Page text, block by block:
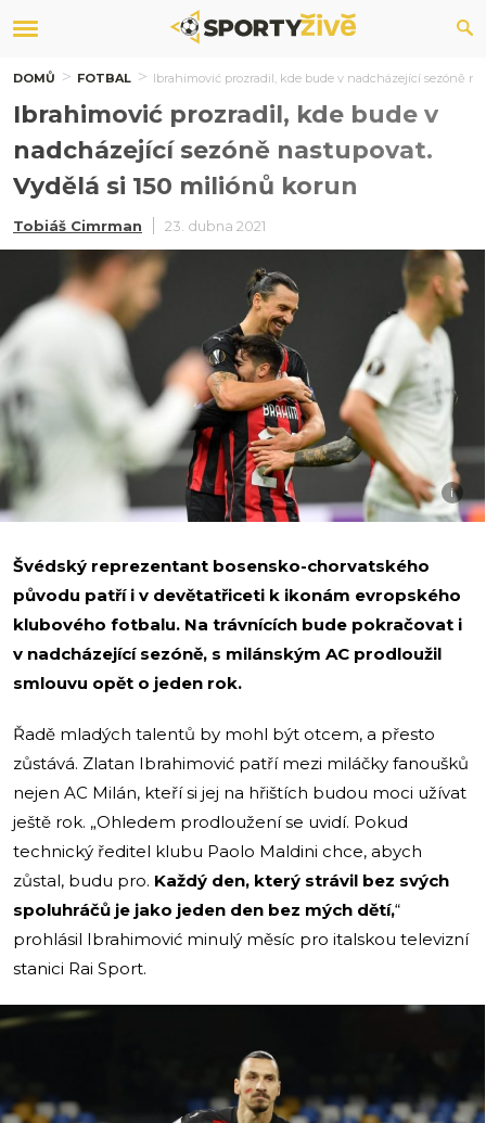
DOMŮ FOTBAL Ibrahimović prozradil, kde bude v nadcházející sezóně
Ibrahimović prozradil, kde bude v
nadcházející sezóně nastupovat.
Vydělá si 150 miliónů korun
Tobiáš Cimrman 23. dubna 2021
i
Švédský reprezentant bosensko-chorvatského
původu patří i v devětatřiceti k ikonám evropského
klubového fotbalu. Na trávnících bude pokračovat i
v nadcházející sezóně, s milánským AC prodloužil
smlouvu opět o jeden rok.
Řadě mladých talentů by mohl být otcem, a přesto
zůstává. Zlatan Ibrahimović patří mezi miláčky fanoušků
nejen AC Milán, kteří si jej na hřištích budou moci užívat
ještě rok. „Ohledem prodloužení se uvidí. Pokud
technický ředitel klubu Paolo Maldini chce, abych
zůstal, budu pro. Každý den, který strávil bez svých
spoluhráčů je jako jeden den bez mých dětí,“
prohlásil Ibrahimović minulý měsíc pro italskou televizní
stanici Rai Sport.